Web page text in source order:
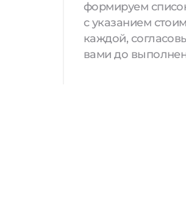
формируем
с указанием
каждой,
вами до